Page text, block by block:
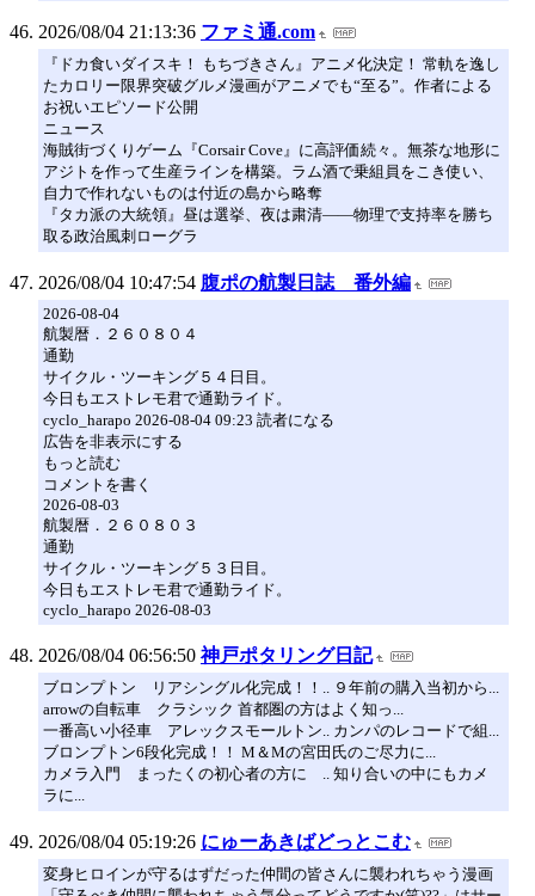
2026/08/04 21:13:36 ファミ通.com
『ドカ食いダイスキ！ もちづきさん』アニメ化決定！ 常軌を逸し
たカロリー限界突破グルメ漫画がアニメでも“至る”。作者による
お祝いエピソード公開
ニュース
海賊街づくりゲーム『Corsair Cove』に高評価続々。無茶な地形に
アジトを作って生産ラインを構築。ラム酒で乗組員をこき使い、
自力で作れないものは付近の島から略奪
『タカ派の大統領』昼は選挙、夜は粛清――物理で支持率を勝ち
取る政治風刺ローグラ
2026/08/04 10:47:54 腹ポの航製日誌 番外編
2026-08-04
航製暦．２６０８０４
通勤
サイクル・ツーキング５４日目。
今日もエストレモ君で通勤ライド。
cyclo_harapo 2026-08-04 09:23 読者になる
広告を非表示にする
もっと読む
コメントを書く
2026-08-03
航製暦．２６０８０３
通勤
サイクル・ツーキング５３日目。
今日もエストレモ君で通勤ライド。
cyclo_harapo 2026-08-03
2026/08/04 06:56:50 神戸ポタリング日記
ブロンプトン リアシングル化完成！！.. ９年前の購入当初から...
arrowの自転車 クラシック 首都圏の方はよく知っ...
一番高い小径車 アレックスモールトン.. カンパのレコードで組...
ブロンプトン6段化完成！！ M＆Mの宮田氏のご尽力に...
カメラ入門 まったくの初心者の方に .. 知り合いの中にもカメ
ラに...
2026/08/04 05:19:26 にゅーあきばどっとこむ
変身ヒロインが守るはずだった仲間の皆さんに襲われちゃう漫画